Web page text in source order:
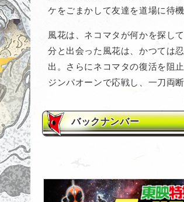
ケをごまかして友達を道場に待
風花は、ネコマタが何かを探し
分と出会った風花は、かつては
出。さらにネコマタの復活を阻
ジンパオーンで応戦し、一刀両
バックナンバー